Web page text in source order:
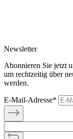
Newsletter
Abonnieren Sie jetzt
um rechtzeitig über
werden.
E-Mail-Adresse*